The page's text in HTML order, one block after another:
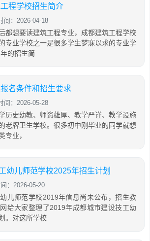
程学校招生简介
间：2026-04-18
都想要读建筑工程专业，成都建筑工程学校
专业学校之一是很多学生梦寐以求的专业学
的招生简
名条件和招生要求
间：2026-05-28
历史幼教、师资雄厚、教学严谨、教学设施
老牌卫生学校。很多初中刚毕业的同学就想
专业，
幼儿师范学校2025年招生计划
：2026-05-20
儿师范学校2019年信息尚未公布，招生教
给大家整理了2019年成都城市建设技工幼
。对这所学校